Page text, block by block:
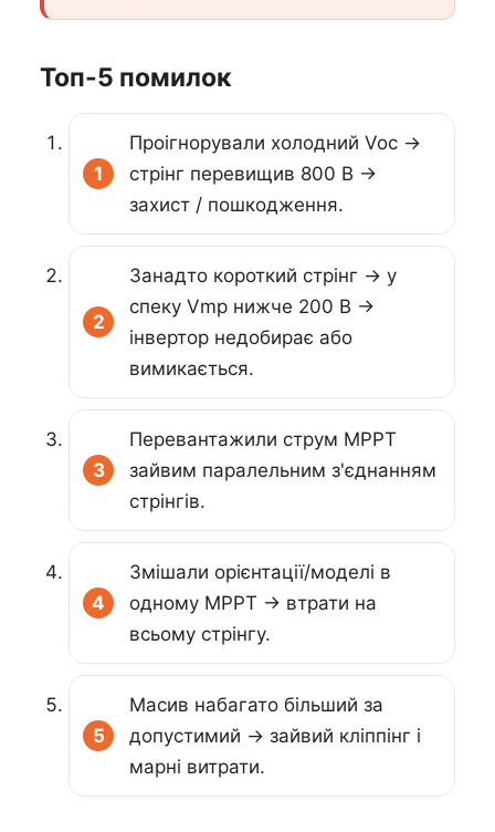
Топ-5 помилок
Проігнорували холодний Voc →
стрінг перевищив 800 В →
захист / пошкодження.
Занадто короткий стрінг → у
спеку Vmp нижче 200 В →
інвертор недобирає або
вимикається.
Перевантажили струм MPPT
зайвим паралельним з'єднанням
стрінгів.
Змішали орієнтації/моделі в
одному MPPT → втрати на
всьому стрінгу.
Масив набагато більший за
допустимий → зайвий кліппінг і
марні витрати.